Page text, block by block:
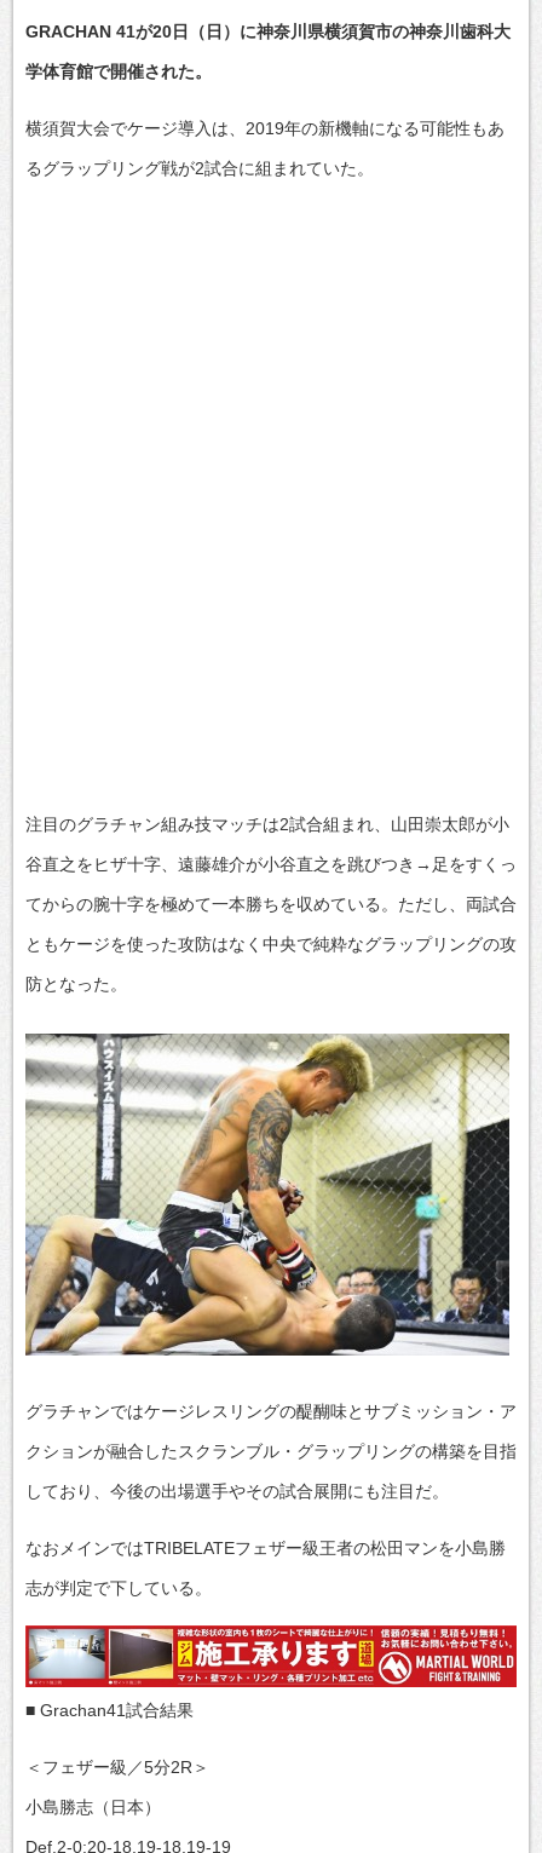
GRACHAN 41が20日（日）に神奈川県横須賀市の神奈川歯科大
学体育館で開催された。
横須賀大会でケージ導入は、2019年の新機軸になる可能性もあ
るグラップリング戦が2試合に組まれていた。
注目のグラチャン組み技マッチは2試合組まれ、山田崇太郎が小
谷直之をヒザ十字、遠藤雄介が小谷直之を跳びつき→足をすくっ
てからの腕十字を極めて一本勝ちを収めている。ただし、両試合
ともケージを使った攻防はなく中央で純粋なグラップリングの攻
防となった。
グラチャンではケージレスリングの醍醐味とサブミッション・ア
クションが融合したスクランブル・グラップリングの構築を目指
しており、今後の出場選手やその試合展開にも注目だ。
なおメインではTRIBELATEフェザー級王者の松田マンを小島勝
志が判定で下している。
■ Grachan41試合結果
＜フェザー級／5分2R＞
小島勝志（日本）
Def.2-0:20-18.19-18.19-19